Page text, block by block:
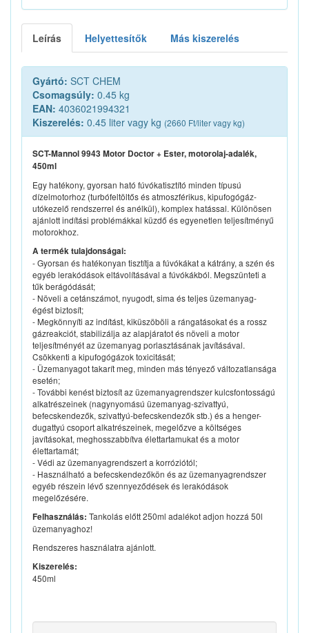
Leírás Helyettesítők Más kiszerelés
Gyártó: SCT CHEM
Csomagsúly: 0.45 kg
EAN: 4036021994321
Kiszerelés: 0.45 liter vagy kg (2660 Ft/liter vagy kg)
SCT-Mannol 9943 Motor Doctor + Ester, motorolaj-adalék,
450ml
Egy hatékony, gyorsan ható fúvókatisztító minden típusú
dízelmotorhoz (turbófeltöltős és atmoszférikus, kipufogógáz-
utókezelő rendszerrel és anélkül), komplex hatással. Különösen
ajánlott indítási problémákkal küzdő és egyenetlen teljesítményű
motorokhoz.
A termék tulajdonságai:
- Gyorsan és hatékonyan tisztítja a fúvókákat a kátrány, a szén és
egyéb lerakódások eltávolításával a fúvókákból. Megszünteti a
tűk berágódását;
- Növeli a cetánszámot, nyugodt, sima és teljes üzemanyag-
égést biztosít;
- Megkönnyíti az indítást, kiküszöböli a rángatásokat és a rossz
gázreakciót, stabilizálja az alapjáratot és növeli a motor
teljesítményét az üzemanyag porlasztásának javításával.
Csökkenti a kipufogógázok toxicitását;
- Üzemanyagot takarít meg, minden más tényező változatlansága
esetén;
- További kenést biztosít az üzemanyagrendszer kulcsfontosságú
alkatrészeinek (nagynyomású üzemanyag-szivattyú,
befecskendezők, szivattyú-befecskendezők stb.) és a henger-
dugattyú csoport alkatrészeinek, megelőzve a költséges
javításokat, meghosszabbítva élettartamukat és a motor
élettartamát;
- Védi az üzemanyagrendszert a korróziótól;
- Használható a befecskendezőkön és az üzemanyagrendszer
egyéb részein lévő szennyeződések és lerakódások
megelőzésére.
Felhasználás: Tankolás előtt 250ml adalékot adjon hozzá 50l
üzemanyaghoz!
Rendszeres használatra ajánlott.
Kiszerelés:
450ml